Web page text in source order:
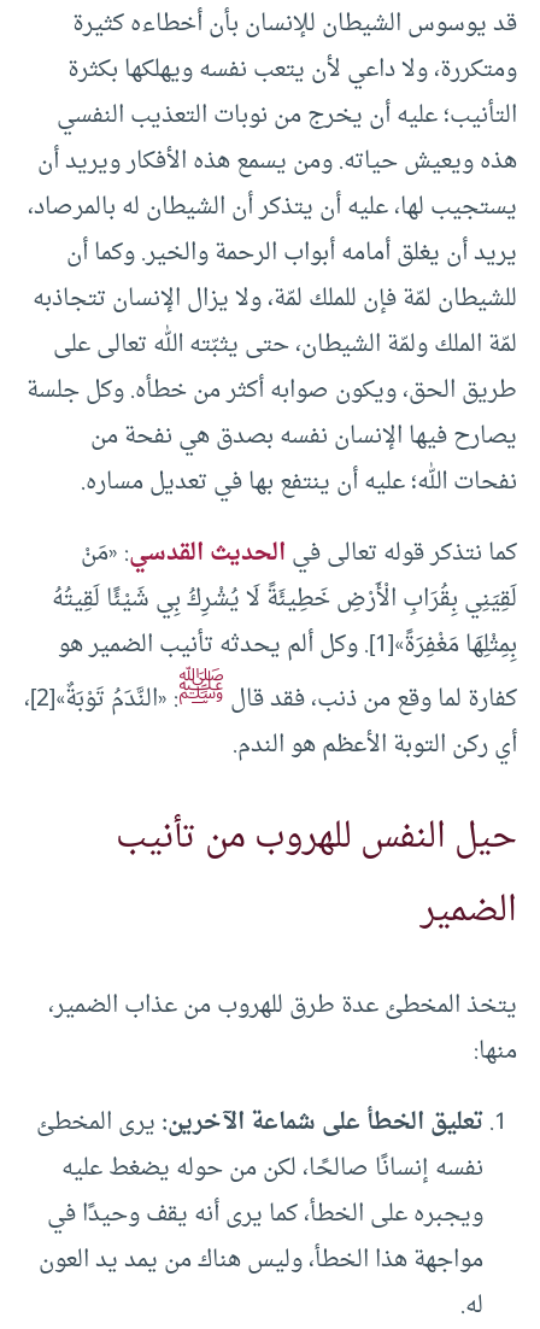
قد يوسوس الشيطان للإنسان بأن أخطاءه كثيرة
ومتكررة، ولا داعي لأن يتعب نفسه ويهلكها بكثرة
التأنيب؛ عليه أن يخرج من نوبات التعذيب النفسي
هذه ويعيش حياته. ومن يسمع هذه الأفكار ويريد أن
يستجيب لها، عليه أن يتذكر أن الشيطان له بالمرصاد،
يريد أن يغلق أمامه أبواب الرحمة والخير. وكما أن
للشيطان لمّة فإن للملك لمّة، ولا يزال الإنسان تتجاذبه
لمّة الملك ولمّة الشيطان، حتى يثبّته الله تعالى على
طريق الحق، ويكون صوابه أكثر من خطأه. وكل جلسة
يصارح فيها الإنسان نفسه بصدق هي نفحة من
نفحات الله؛ عليه أن ينتفع بها في تعديل مساره.
كما نتذكر قوله تعالى فيالحديث القدسي: «مَنْ
لَقِيَنِي بِقُرَابِ الْأَرْضِ خَطِيئَةً لَا يُشْرِكُ بِي شَيْئًا لَقِيتُهُ
بِمِثْلِهَا مَغْفِرَةً»[1]. وكل ألم يحدثه تأنيب الضمير هو
كفارة لما وقع من ذنب، فقد قالﷺ
: «النَّدَمُ تَوْبَةٌ»[2]،
أي ركن التوبة الأعظم هو الندم.
حيل النفس للهروب من تأنيب
الضمير
يتخذ المخطئ عدة طرق للهروب من عذاب الضمير،
منها:
تعليق الخطأ على شماعة الآخرين:يرى المخطئ
نفسه إنسانًا صالحًا، لكن من حوله يضغط عليه
ويجبره على الخطأ، كما يرى أنه يقف وحيدًا في
مواجهة هذا الخطأ، وليس هناك من يمد يد العون
له.